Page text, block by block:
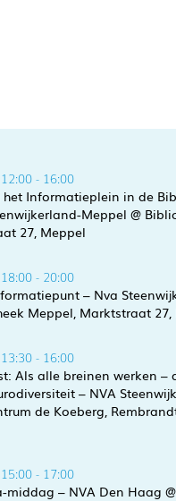
12:00 - 16:00
het Informatieplein in de
Meppel @
27, Meppel
18:00 - 20:00
– Nva
Meppel, Marktstraat 27,
13:30 - 16:00
Als alle breinen werken –
– NVA
de Koeberg,
15:00 - 17:00
middag – NVA Den Haag